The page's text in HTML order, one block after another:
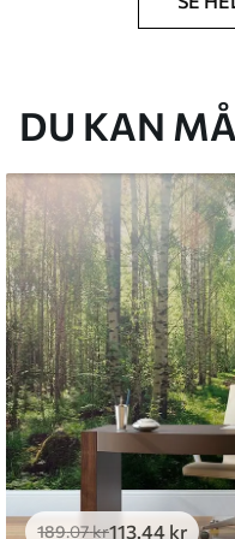
du har angivet, og
.33269.00kr/m²
and Stick
.67400.00 kr /m²
DU KAN
189.07kr113.44 kr